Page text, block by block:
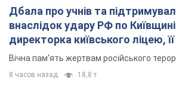
Дбала про учнів та
внаслідок удару РФ по
директорка київського ліцею,
Вічна пам'ять жертвам російського
8 часов назад 18,8 т.